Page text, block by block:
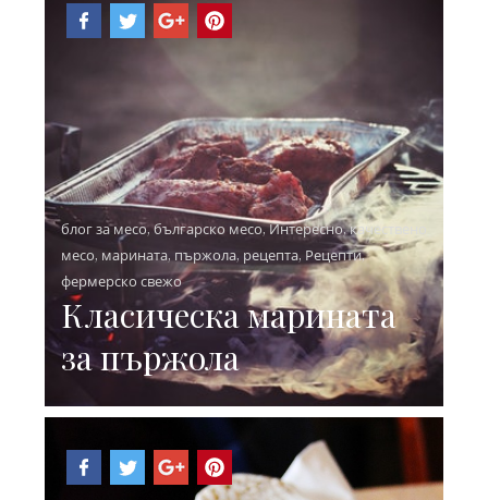
блог за месо,българско месо,Интересно,качествено
месо, марината, пържола, рецепта, Рецепти,
фермерско свежо
Класическа марината
за пържола